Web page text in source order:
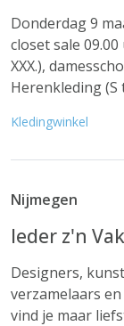
Donderdag 9
closet sale
XXX.),
Herenkleding (S
Kledingwinkel
Nijmegen
Ieder z'n Vak
Designers,
verzamelaars en
vind je maar